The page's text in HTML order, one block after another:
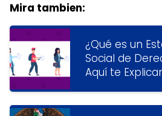
Mira tambien:
¿Qué es un
Social de
Aquí te